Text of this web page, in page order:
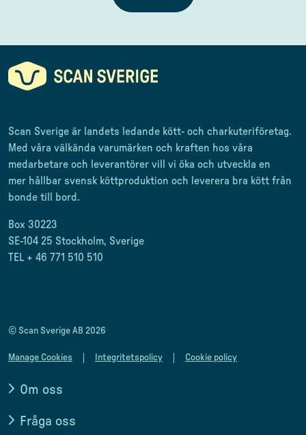
Scan Sverige är landets ledande kött- och charkuteriföretag.
Med våra välkända varumärken och kraften hos våra
medarbetare och leverantörer vill vi öka och utveckla en
mer hållbar svensk köttproduktion och leverera bra kött från
bonde till
bord.
Box 30223
SE-104 25 Stockholm, Sverige
TEL + 46 771 510 510
© Scan Sverige AB 2026
Manage Cookies Integritetspolicy Cookie policy
Om oss
Fråga oss